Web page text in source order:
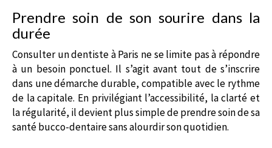
Prendre soin de son sourire dans la
durée
Consulter un dentiste à Paris ne se limite pas à répondre
à un besoin ponctuel. Il s’agit avant tout de s’inscrire
dans une démarche durable, compatible avec le rythme
de la capitale. En privilégiant l’accessibilité, la clarté et
la régularité, il devient plus simple de prendre soin de sa
santé bucco-dentaire sans alourdir son quotidien.